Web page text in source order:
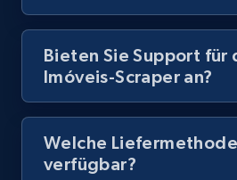
by podcast url
URL, Title, Youtuber, Youtuber
Video length, Likes, Views, and
Bieten Sie Support für
Imóveis-Scraper an?
Welche
verfügbar?